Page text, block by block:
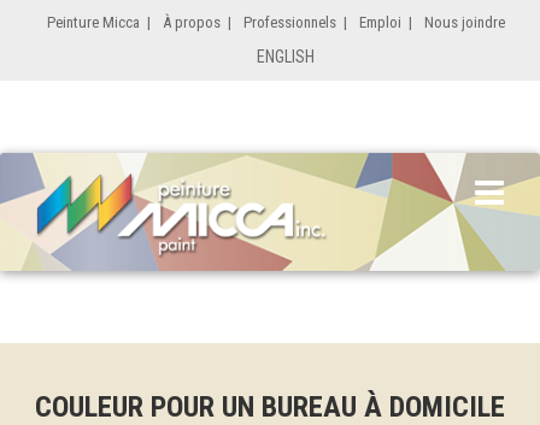
Peinture Micca | À propos | Professionnels | Emploi | Nous joindre
ENGLISH
COULEUR POUR UN BUREAU À DOMICILE